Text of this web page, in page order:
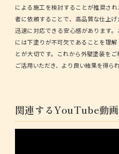
による施工を検討することが推奨さ
者に依頼することで、高品質な仕上
迅速に対応できる安心感があります
には下塗りが不可欠であることを理
とが大切です。これから外壁塗装を
ご活用いただき、より良い結果を得ら
関連するYouTube動画